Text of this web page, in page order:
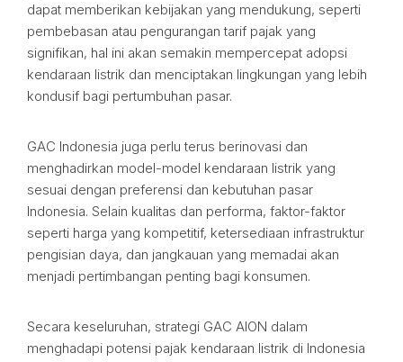
dapat memberikan kebijakan yang mendukung, seperti
pembebasan atau pengurangan tarif pajak yang
signifikan, hal ini akan semakin mempercepat adopsi
kendaraan listrik dan menciptakan lingkungan yang lebih
kondusif bagi pertumbuhan pasar.
GAC Indonesia juga perlu terus berinovasi dan
menghadirkan model-model kendaraan listrik yang
sesuai dengan preferensi dan kebutuhan pasar
Indonesia. Selain kualitas dan performa, faktor-faktor
seperti harga yang kompetitif, ketersediaan infrastruktur
pengisian daya, dan jangkauan yang memadai akan
menjadi pertimbangan penting bagi konsumen.
Secara keseluruhan, strategi GAC AION dalam
menghadapi potensi pajak kendaraan listrik di Indonesia